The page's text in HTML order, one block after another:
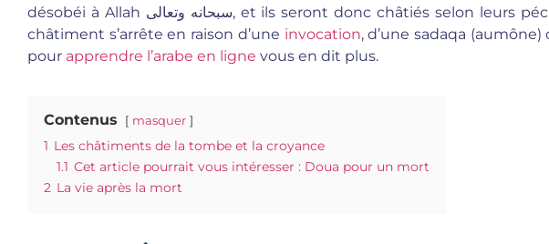
désobéi à Allah
سبحانه وتعالى, et ils seront donc châtiés selon leurs
châtiment s’arrête en raison d’une invocation, d’une sadaqa
pour apprendre l’arabe en ligne vous en dit plus.
Contenus masquer
1 Les châtiments de la tombe et la croyance
1.1 Cet article pourrait vous intéresser : Doua pour un mort
2 La vie après la mort